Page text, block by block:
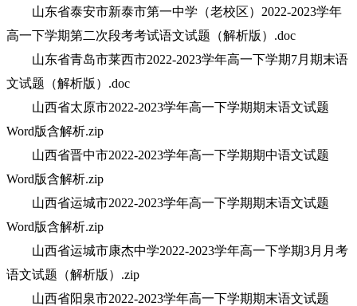
山东省泰安市新泰市第一中学（老校区）2022-2023学年
高一下学期第二次段考考试语文试题（解析版）.doc
山东省青岛市莱西市2022-2023学年高一下学期7月期末语
文试题（解析版）.doc
山西省太原市2022-2023学年高一下学期期末语文试题
Word版含解析.zip
山西省晋中市2022-2023学年高一下学期期中语文试题
Word版含解析.zip
山西省运城市2022-2023学年高一下学期期末语文试题
Word版含解析.zip
山西省运城市康杰中学2022-2023学年高一下学期3月月考
语文试题（解析版）.zip
山西省阳泉市2022-2023学年高一下学期期末语文试题